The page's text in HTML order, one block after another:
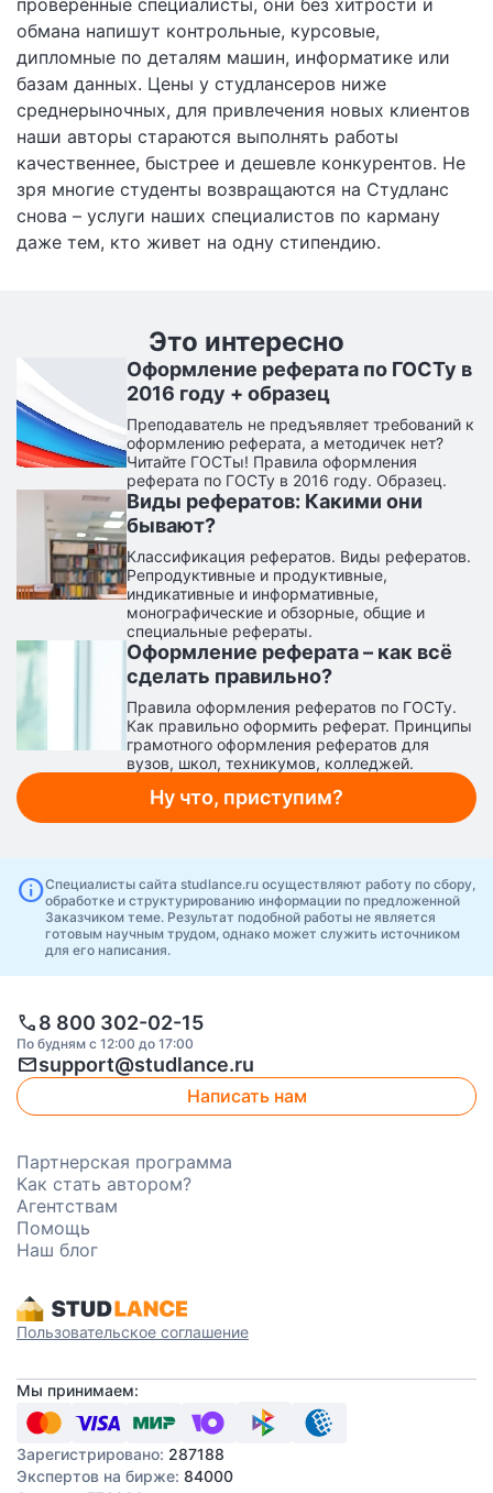
проверенные специалисты, они без хитрости и
обмана напишут контрольные, курсовые,
дипломные по деталям машин, информатике или
базам данных. Цены у студлансеров ниже
среднерыночных, для привлечения новых клиентов
наши авторы стараются выполнять работы
качественнее, быстрее и дешевле конкурентов. Не
зря многие студенты возвращаются на Студланс
снова – услуги наших специалистов по карману
даже тем, кто живет на одну стипендию.
Это интересно
Оформление реферата по ГОСТу в
2016 году + образец
Преподаватель не предъявляет требований к
оформлению реферата, а методичек нет?
Читайте ГОСТы! Правила оформления
реферата по ГОСТу в 2016 году. Образец.
Виды рефератов: Какими они
бывают?
Классификация рефератов. Виды рефератов.
Репродуктивные и продуктивные,
индикативные и информативные,
монографические и обзорные, общие и
специальные рефераты.
Оформление реферата – как всё
сделать правильно?
Правила оформления рефератов по ГОСТу.
Как правильно оформить реферат. Принципы
грамотного оформления рефератов для
вузов, школ, техникумов, колледжей.
Ну что, приступим?
infoСпециалисты сайта studlance.ru осуществляют работу по сбору,
обработке и структурированию информации по предложенной
Заказчиком теме. Результат подобной работы не является
готовым научным трудом, однако может служить источником
для его написания.
call8 800 302-02-15
По будням с 12:00 до 17:00
mailsupport@studlance.ru
Написать нам
Партнерская программа
Как стать автором?
Агентствам
Помощь
Наш блог
Пользовательское соглашение
Мы принимаем:
Зарегистрировано: 287188
Экспертов на бирже: 84000